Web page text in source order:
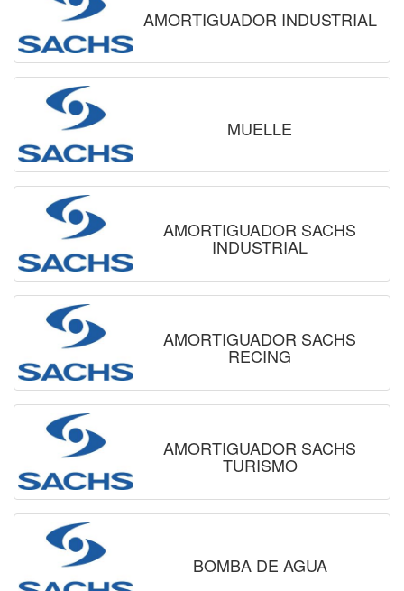
AMORTIGUADOR INDUSTRIAL
MUELLE
AMORTIGUADOR SACHS
INDUSTRIAL
AMORTIGUADOR SACHS
RECING
AMORTIGUADOR SACHS
TURISMO
BOMBA DE AGUA